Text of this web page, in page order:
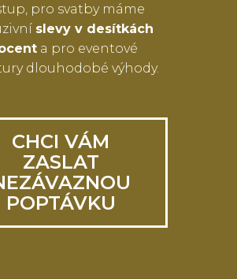
pro svatby máme
slevy v desítkách
a pro eventové
dlouhodobé výhody.
CHCI VÁM
ZASLAT
POPTÁVKU